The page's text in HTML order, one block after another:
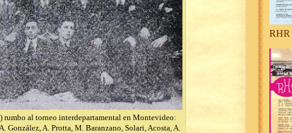
rumbo al torneo interdepartamental en Montevideo:
González, A. Protta, M. Baranzano, Solari, Acosta, A.
RHR